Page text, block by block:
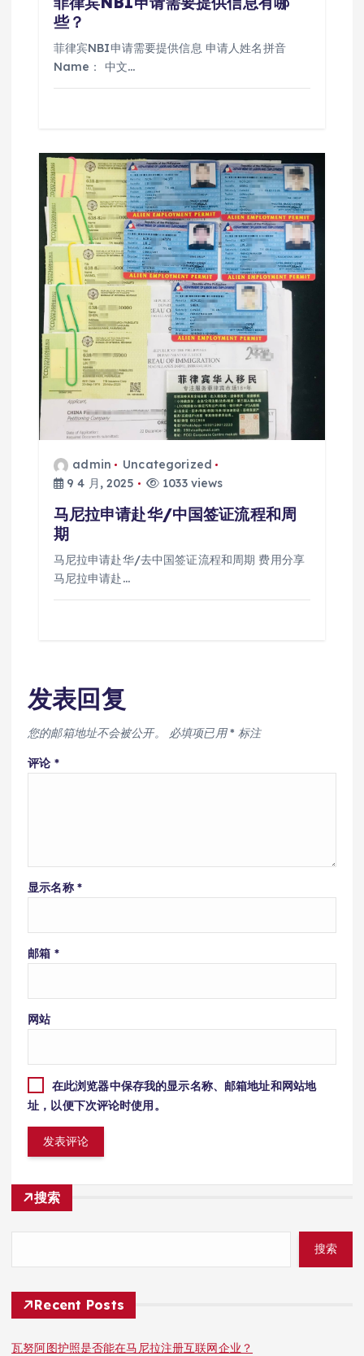
些？
菲律宾NBI申请需要提供信息 申请人姓名拼音
Name： 中文…
admin
Uncategorized
9 4 月, 2025
1033 views
马尼拉申请赴华/中国签证流程和周
期
马尼拉申请赴华/去中国签证流程和周期 费用分享
马尼拉申请赴…
发表回复
您的邮箱地址不会被公开。 必填项已用* 标注
评论 *
显示名称 *
邮箱 *
网站
在此浏览器中保存我的显示名称、邮箱地址和网站地
址，以便下次评论时使用。
搜索
搜索
Recent Posts
瓦努阿图护照是否能在马尼拉注册互联网企业？